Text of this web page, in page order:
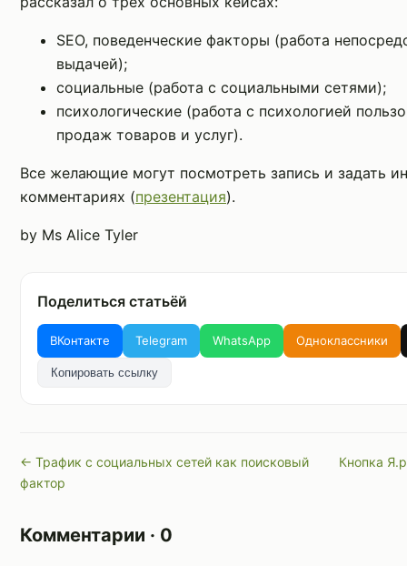
SEO, поведенческие факторы (работа
выдачей);
социальные (работа с социальными сетями);
психологические (работа с психологией
продаж товаров и услуг).
Все желающие могут посмотреть запись и задать
комментариях (презентация).
by Ms Alice Tyler
Поделиться статьёй
ВКонтакте Telegram WhatsApp Одноклассники
Копировать ссылку
← Трафик с социальных сетей как поисковый
фактор
Кнопка
Комментарии · 0